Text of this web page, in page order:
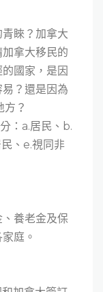
睞？加拿大
拿大移民的
國家，是因
？還是因為
方？
：a.居民、b.
、e.視同非
養老金及保
庭。